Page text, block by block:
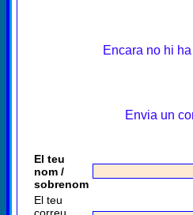
Encara no hi
Envia un
El teu
nom /
sobrenom
El teu
correu